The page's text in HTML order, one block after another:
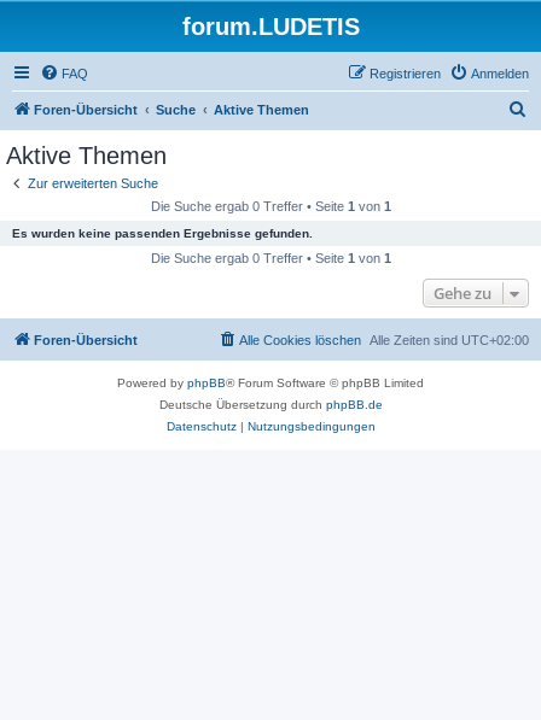
forum.LUDETIS
FAQ Anmelden
Registrieren
Foren-Übersicht Suche Aktive Themen
Aktive Themen
Zur erweiterten Suche
Die Suche ergab 0 Treffer • Seite 1 von 1
Es wurden keine passenden Ergebnisse gefunden.
Die Suche ergab 0 Treffer • Seite 1 von 1
Gehe zu
Foren-Übersicht Alle Zeiten sind UTC+02:00
Alle Cookies löschen
Powered by phpBB® Forum Software © phpBB Limited
Deutsche Übersetzung durch phpBB.de
Datenschutz| Nutzungsbedingungen